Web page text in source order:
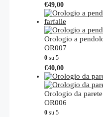
essere
scelte
nella
pagina
del
prodotto
€49,00
Orologio a
OR007
0 su 5
€40,00Questo
prodotto
ha
più
varianti.
Orologio da
OR006
0 su 5